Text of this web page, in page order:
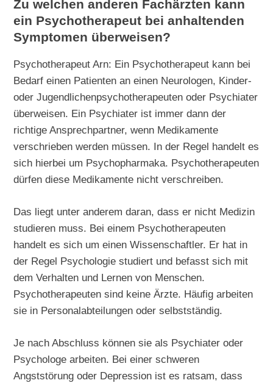
Zu welchen anderen Fachärzten kann
ein Psychotherapeut bei anhaltenden
Symptomen überweisen?
Psychotherapeut Arn: Ein Psychotherapeut kann bei
Bedarf einen Patienten an einen Neurologen, Kinder-
oder Jugendlichenpsychotherapeuten oder Psychiater
überweisen. Ein Psychiater ist immer dann der
richtige Ansprechpartner, wenn Medikamente
verschrieben werden müssen. In der Regel handelt es
sich hierbei um Psychopharmaka. Psychotherapeuten
dürfen diese Medikamente nicht verschreiben.
Das liegt unter anderem daran, dass er nicht Medizin
studieren muss. Bei einem Psychotherapeuten
handelt es sich um einen Wissenschaftler. Er hat in
der Regel Psychologie studiert und befasst sich mit
dem Verhalten und Lernen von Menschen.
Psychotherapeuten sind keine Ärzte. Häufig arbeiten
sie in Personalabteilungen oder selbstständig.
Je nach Abschluss können sie als Psychiater oder
Psychologe arbeiten. Bei einer schweren
Angststörung oder Depression ist es ratsam, dass